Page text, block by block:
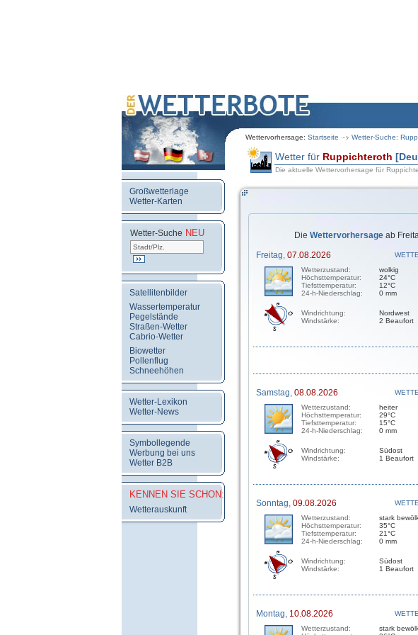
Wettervorhersage: Startseite Wetter-Suche:
Großwetterlage
Wetter-Karten
Wetter-Suche NEU
Satellitenbilder
Wassertemperatur
Pegelstände
Straßen-Wetter
Cabrio-Wetter
Biowetter
Pollenflug
Schneehöhen
Wetter-Lexikon
Wetter-News
Symbollegende
Werbung bei uns
Wetter B2B
KENNEN SIE SCHON:
Wetterauskunft
Wetter für Ruppichteroth
Die aktuelle Wettervorhersage für
Die Wettervorhersage ab
Freitag, 07.08.2026
Wetterzustand:
Höchsttemperatur:
Tiefsttemperatur:
24-h-Niederschlag:
wolkig
24°C
12°C
0 mm
Windrichtung:
Windstärke:
Nordwest
2 Beaufort
Samstag, 08.08.2026
Wetterzustand:
Höchsttemperatur:
Tiefsttemperatur:
24-h-Niederschlag:
heiter
29°C
15°C
0 mm
Windrichtung:
Windstärke:
Südost
1 Beaufort
Sonntag, 09.08.2026
Wetterzustand:
Höchsttemperatur:
Tiefsttemperatur:
24-h-Niederschlag:
stark
35°C
21°C
0 mm
Windrichtung:
Windstärke:
Südost
1 Beaufort
Montag, 10.08.2026
Wetterzustand:
stark